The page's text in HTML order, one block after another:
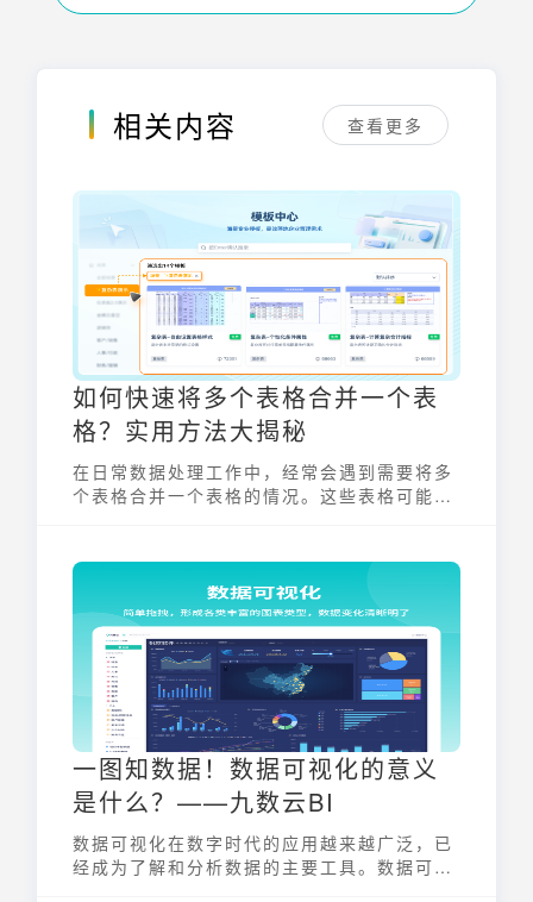
相关内容 查看更多
如何快速将多个表格合并一个表
格？实用方法大揭秘
在日常数据处理工作中，经常会遇到需要将多
个表格合并一个表格的情况。这些表格可能来
易出错。掌握一些高效的合并方法，可以极大
地提升工作效率，并确保数据的准确性。
一图知数据！数据可视化的意义
是什么？——九数云BI
数据可视化在数字时代的应用越来越广泛，已
经成为了解和分析数据的主要工具。数据可视